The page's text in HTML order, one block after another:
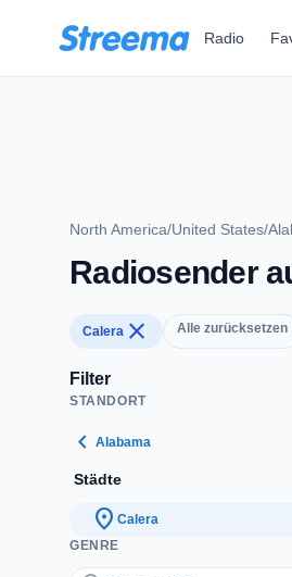
Radio
North America/United States/
Radiosender
Calera close Alle zurücksetzen
Filter
STANDORT
chevron_left Alabama
Städte
location_on Calera
GENRE